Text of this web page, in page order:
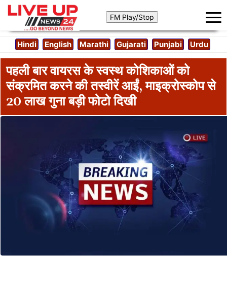
Hindi English Marathi Gujarati Punjabi Urdu
पहली बार वायरस के स्वस्थ कोशिकाओं को
संक्रमित करने की तस्वीरें आईं, माइक्रोस्कोप से
20 लाख गुना बड़ी फोटो दिखी